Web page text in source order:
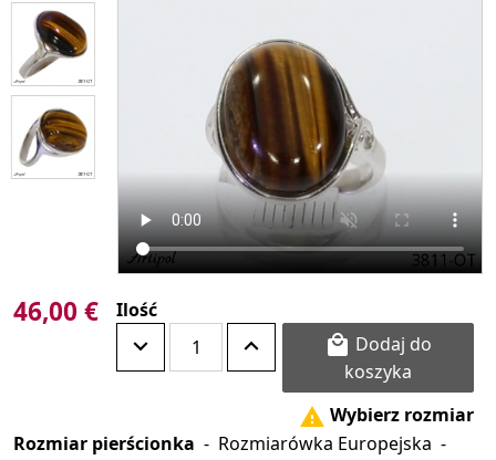
46,00 € Ilość

koszyka
 Wybierz rozmiar
Rozmiar pierścionka - Rozmiarówka Europejska -